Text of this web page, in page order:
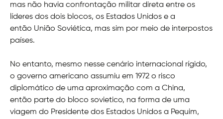
mas não havia confrontação militar direta entre os
líderes dos dois blocos, os Estados Unidos e a
então União Soviética, mas sim por meio de interpostos
países.
No entanto, mesmo nesse cenário internacional rígido,
o governo americano assumiu em 1972 o risco
diplomático de uma aproximação com a China,
então parte do bloco sovietico, na forma de uma
viagem do Presidente dos Estados Unidos a Pequim,